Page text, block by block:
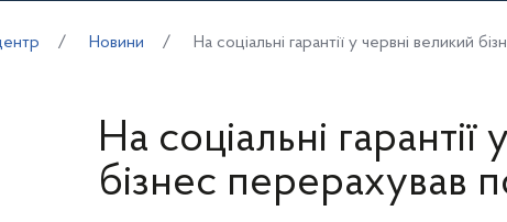
Новини На соціальні гарантії у червні великий
На соціальні
бізнес перерахував